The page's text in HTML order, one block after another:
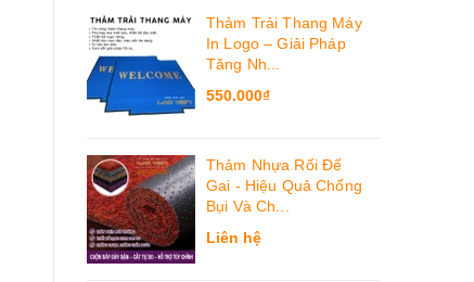
Thảm Trải Thang Máy
In Logo – Giải Pháp
Tăng Nh...
550.000₫
Thảm Nhựa Rối Đế
Gai - Hiệu Quả Chống
Bụi Và Ch...
Liên hệ